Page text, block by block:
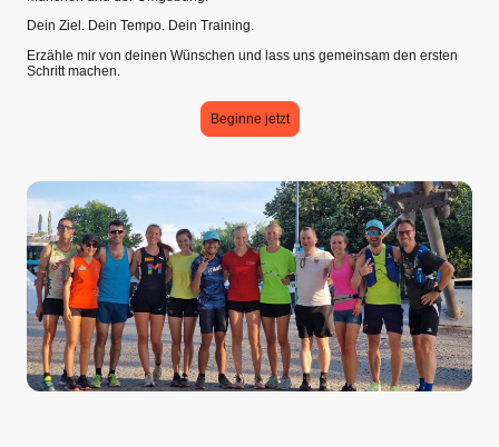
Dein Ziel. Dein Tempo. Dein Training.
Erzähle mir von deinen Wünschen und lass uns gemeinsam den ersten
Schritt machen.
Beginne jetzt